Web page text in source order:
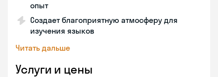
опыт
Создает благоприятную атмосферу для
изучения языков
Читать дальше
Услуги и цены